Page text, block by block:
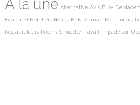
A la une Alternative Avis Busy
Featured Hoteliers Hotels Kids Maman Mom news
Restaurateurs Rooms Shuddle Travail Tripadvisor